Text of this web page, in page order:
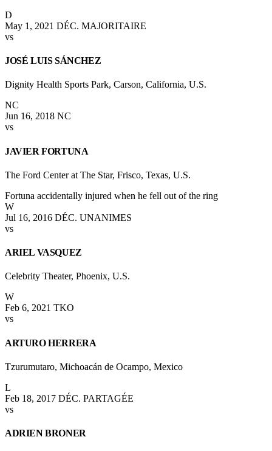
D
May 1, 2021 DÉC. MAJORITAIRE
vs
JOSÉ LUIS SÁNCHEZ
Dignity Health Sports Park, Carson, California, U.S.
NC
Jun 16, 2018 NC
vs
JAVIER FORTUNA
The Ford Center at The Star, Frisco, Texas, U.S.
Fortuna accidentally injured when he fell out of the ring
W
Jul 16, 2016 DÉC. UNANIMES
vs
ARIEL VASQUEZ
Celebrity Theater, Phoenix, U.S.
W
Feb 6, 2021 TKO
vs
ARTURO HERRERA
Tzurumutaro, Michoacán de Ocampo, Mexico
L
Feb 18, 2017 DÉC. PARTAGÉE
vs
ADRIEN BRONER